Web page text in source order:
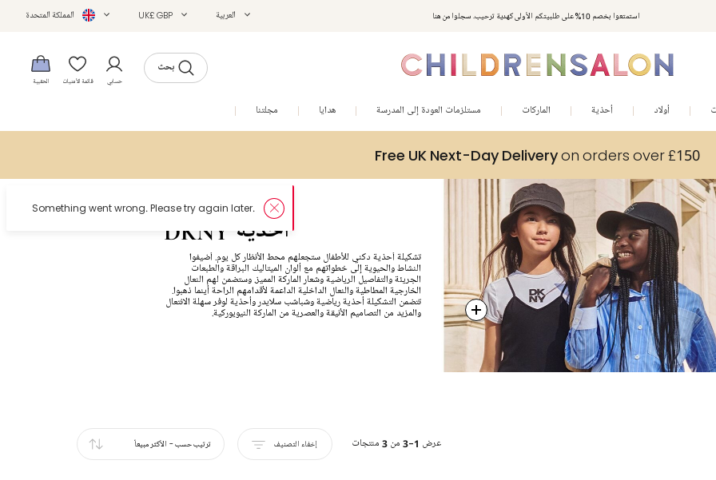
استمتعوا بخصم 10% على طلبيتكم الأولى كهدية ترحيب. سجلوا من هنا العربية UK£ GBP المملكة المتحدة
بحث
حسابي قائمة الأمنيات الحقيبة
أولاد أحذية الماركات مستلزمات العودة إلى المدرسة هدايا مجلتنا
Free UK Next-Day Deliveryon orders over £150
DKNY أحذية
تشكيلة أحذية دكني للأطفال ستجعلهم محط الأنظار كل يوم. أضيفوا
النشاط والحيوية إلى خطواتهم مع ألوان الميتاليك البراقة والطبعات
الجريئة والتفاصيل الرياضية وشعار الماركة المميز. وستضمن لهم النعال
الخارجية المطاطية والنعال الداخلية الداعمة لأقدامهم الراحة أينما ذهبوا.
تتضمن التشكيلة أحذية رياضية وشباشب سلايدر وأحذية لوفر سهلة الانتعال
والمزيد من التصاميم الأنيقة والعصرية من الماركة النيويوركية.
عرض 1-3 من 3 منتجات إخفاء التصنيف ترتيب حسب- الأكثر مبيعاً
Something went wrong. Please try again later.